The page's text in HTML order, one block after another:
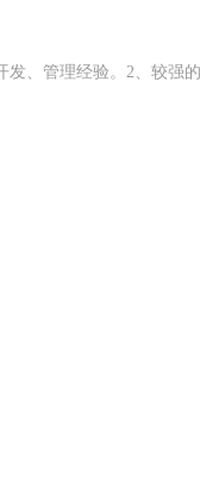
发、管理经验。2、较强